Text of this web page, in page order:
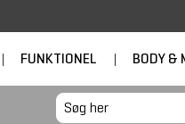
| FUNKTIONEL | BODY &